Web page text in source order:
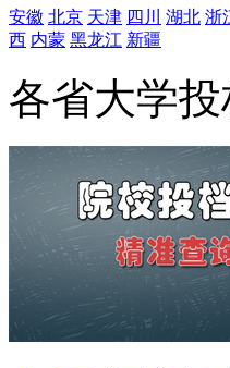
安徽 北京 天津 四川 湖北 浙
西 内蒙 黑龙江 新疆
各省大学